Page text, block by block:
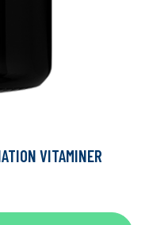
VITAMINER